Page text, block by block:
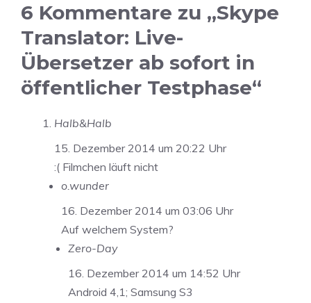
6 Kommentare zu „Skype
Translator: Live-
Übersetzer ab sofort in
öffentlicher Testphase“
Halb&Halb
15. Dezember 2014 um 20:22 Uhr
:( Filmchen läuft nicht
o.wunder
16. Dezember 2014 um 03:06 Uhr
Auf welchem System?
Zero-Day
16. Dezember 2014 um 14:52 Uhr
Android 4,1; Samsung S3